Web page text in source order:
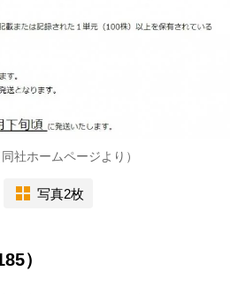
社ホームページより）
写真2枚
）